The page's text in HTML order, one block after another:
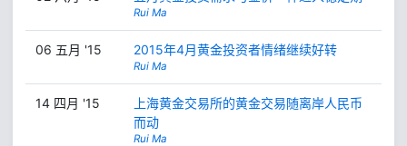
Rui Ma
06 五月 '15 2015年4月黄金投资者情绪继续好转
Rui Ma
14 四月 '15
上海黄金交易所的黄金交易随离岸人民币
而动
Rui Ma